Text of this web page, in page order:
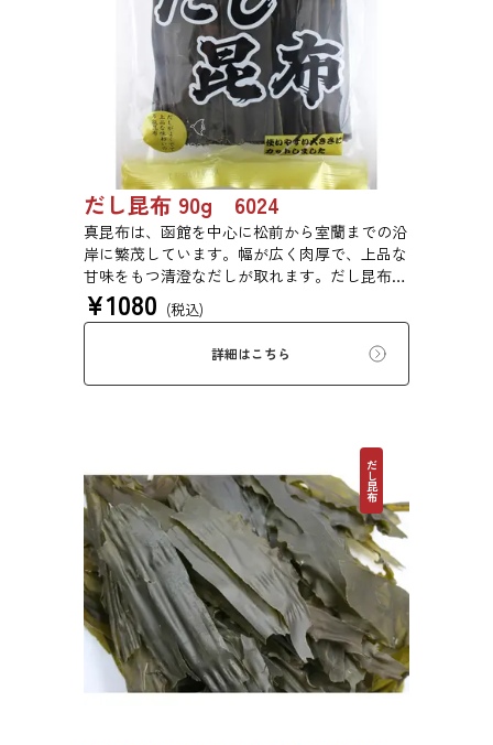
だし昆布 90g 6024
真昆布は、函館を中心に松前から室蘭までの沿
岸に繁茂しています。幅が広く肉厚で、上品な
甘味をもつ清澄なだしが取れます。だし昆布、
塩昆布、おぼろ昆布、とろろ昆布、佃煮、バッ
テラなどに用いられます。
¥1080 (税込)
詳細はこちら
だし昆布